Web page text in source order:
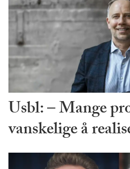
Usbl: – Mange
vanskelige å